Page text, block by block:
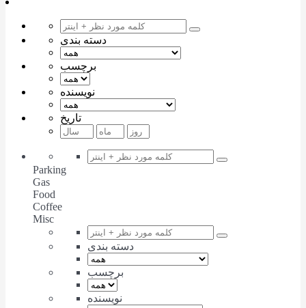
دسته بندی
برچسب
نویسنده
تاریخ
Parking
Gas
Food
Coffee
Misc
دسته بندی
برچسب
نویسنده